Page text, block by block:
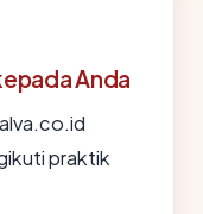
Anda
praktik